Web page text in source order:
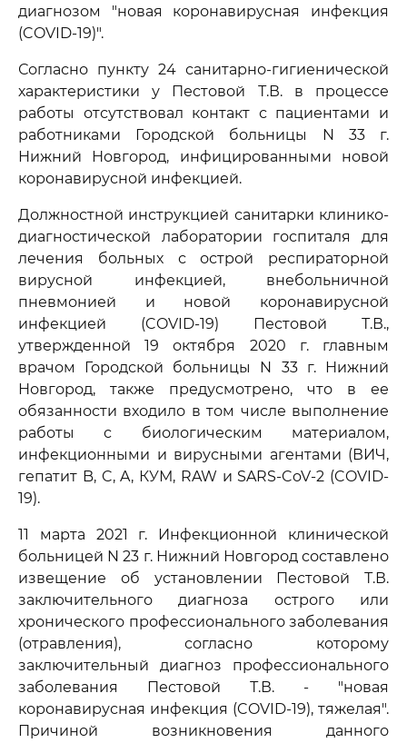
диагнозом "новая коронавирусная инфекция
(COVID-19)".
Согласно пункту 24 санитарно-гигиенической
характеристики у Пестовой Т.В. в процессе
работы отсутствовал контакт с пациентами и
работниками Городской больницы N 33 г.
Нижний Новгород, инфицированными новой
коронавирусной инфекцией.
Должностной инструкцией санитарки клинико-
диагностической лаборатории госпиталя для
лечения больных с острой респираторной
вирусной инфекцией, внебольничной
пневмонией и новой коронавирусной
инфекцией (COVID-19) Пестовой Т.В.,
утвержденной 19 октября 2020 г. главным
врачом Городской больницы N 33 г. Нижний
Новгород, также предусмотрено, что в ее
обязанности входило в том числе выполнение
работы с биологическим материалом,
инфекционными и вирусными агентами (ВИЧ,
гепатит B, C, A, КУМ, RAW и SARS-CoV-2 (COVID-
19).
11 марта 2021 г. Инфекционной клинической
больницей N 23 г. Нижний Новгород составлено
извещение об установлении Пестовой Т.В.
заключительного диагноза острого или
хронического профессионального заболевания
(отравления), согласно которому
заключительный диагноз профессионального
заболевания Пестовой Т.В. - "новая
коронавирусная инфекция (COVID-19), тяжелая".
Причиной возникновения данного